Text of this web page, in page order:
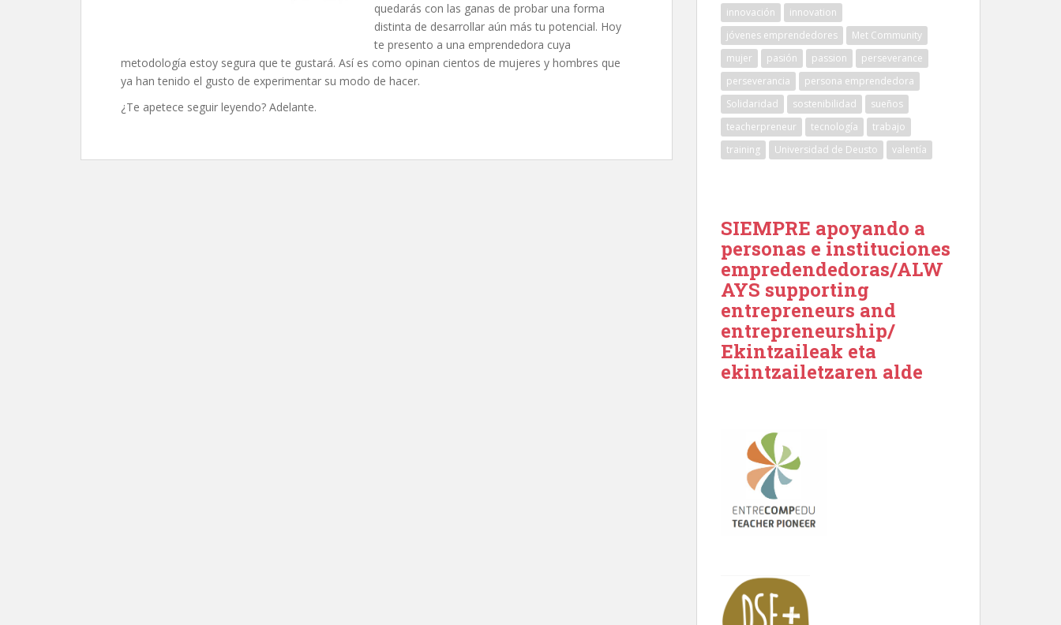
quedarás con las ganas de probar una forma
distinta de desarrollar aún más tu potencial. Hoy
te presento a una emprendedora cuya
metodología estoy segura que te gustará. Así es como opinan cientos de mujeres y hombres que
ya han tenido el gusto de experimentar su modo de hacer.
¿Te apetece seguir leyendo? Adelante.
innovación
innovation
jóvenes emprendedores
Met Community
mujer
pasión passion
perseverance
perseverancia
persona emprendedora
Solidaridad
sostenibilidad
sueños
teacherpreneur
tecnología
trabajo
training
Universidad de Deusto valentía
SIEMPRE apoyando a
personas e instituciones
empredendedoras/ALW
AYS supporting
entrepreneurs and
entrepreneurship/
Ekintzaileak eta
ekintzailetzaren alde